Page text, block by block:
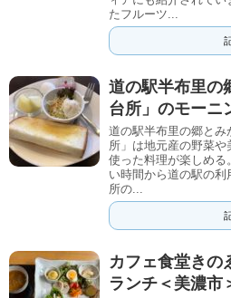
たフルーツ...
道の駅半布里の
台所」のモーニ
道の駅半布里の郷とみ
所」は地元産の野菜
使った料理が楽しめ
い時間から道の駅の
所の...
カフェ食堂きの
ランチ＜美濃市